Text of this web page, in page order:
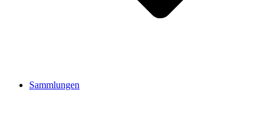
Sammlungen